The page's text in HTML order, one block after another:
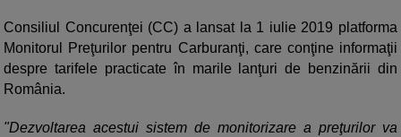
Consiliul Concurenţei (CC) a lansat la 1 iulie 2019 platforma
Monitorul Preţurilor pentru Carburanţi, care conţine informaţii
despre tarifele practicate în marile lanţuri de benzinării din
România.
"Dezvoltarea acestui sistem de monitorizare a preţurilor va